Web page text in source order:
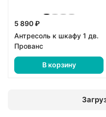
5 890 ₽
Антресоль к шкафу 1 дв.
Прованс
В корзину